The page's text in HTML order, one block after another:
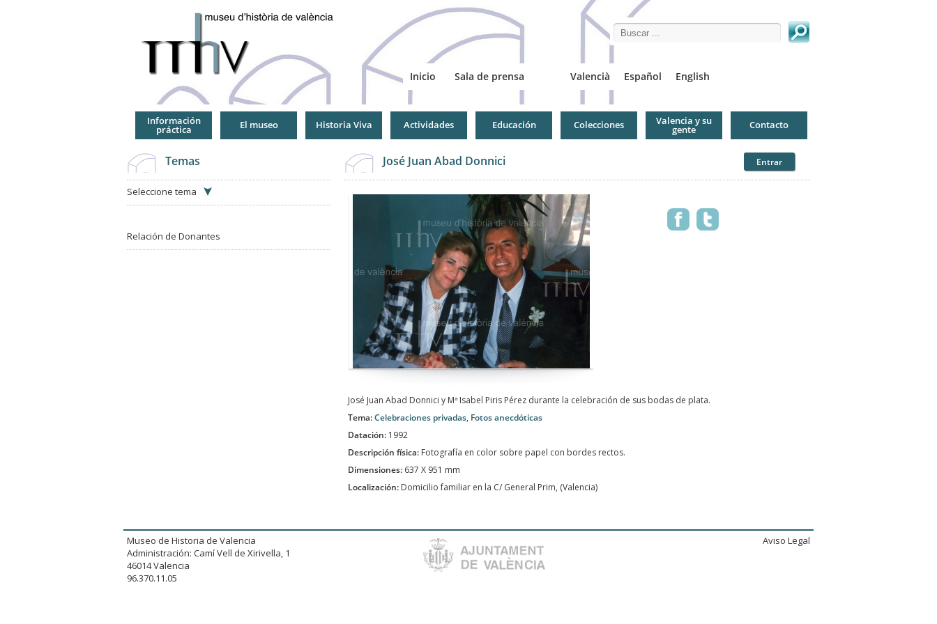
Search this site
Valencià Español English
Inicio Sala de prensa
Información
práctica El museo Historia Viva Actividades Educación Colecciones Valencia y su
gente Contacto
Temas
Seleccione tema
Relación de Donantes
José Juan Abad Donnici Entrar
José Juan Abad Donnici y Mª Isabel Piris Pérez durante la celebración de sus bodas de plata.
Tema:Celebraciones privadas, Fotos anecdóticas
Datación: 1992
Descripción física: Fotografía en color sobre papel con bordes rectos.
Dimensiones: 637 X 951 mm
Localización: Domicilio familiar en la C/ General Prim, (Valencia)
Museo de Historia de Valencia
Administración: Camí Vell de Xirivella, 1
46014 Valencia
96.370.11.05
Aviso Legal